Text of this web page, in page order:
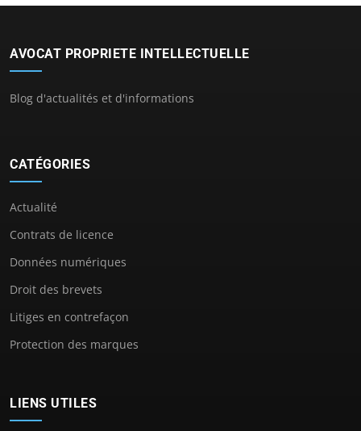
AVOCAT PROPRIETE INTELLECTUELLE
Blog d'actualités et d'informations
CATÉGORIES
Actualité
Contrats de licence
Données numériques
Droit des brevets
Litiges en contrefaçon
Protection des marques
LIENS UTILES